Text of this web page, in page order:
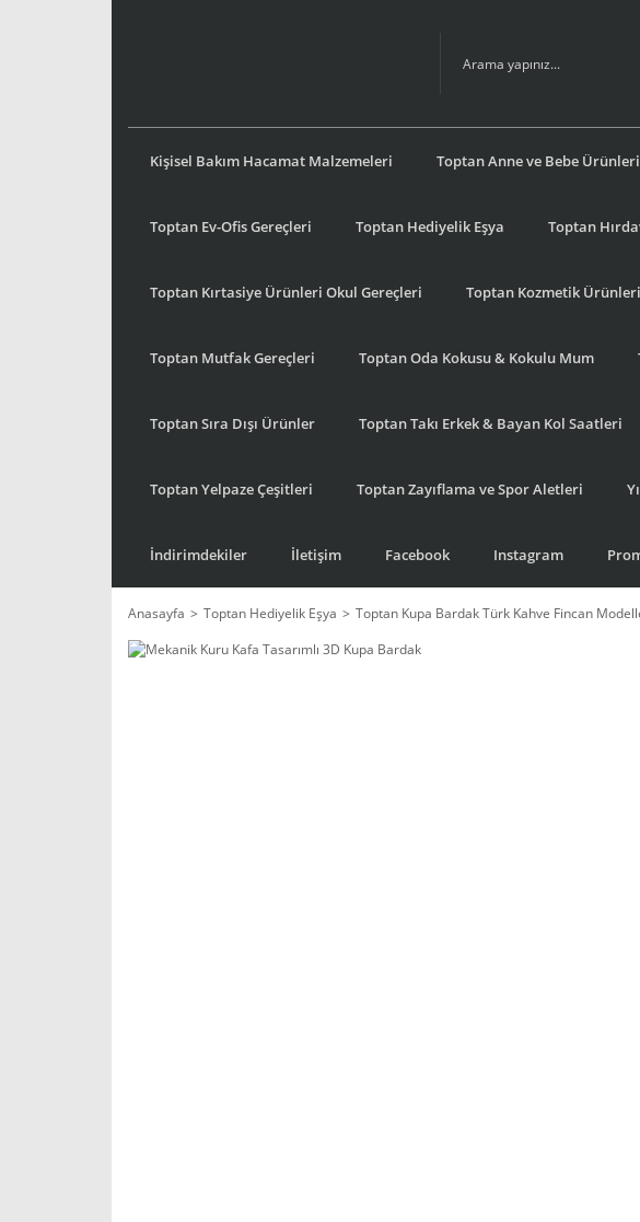
Kişisel Bakım Hacamat Malzemeleri Toptan Anne ve Bebe Ürünleri
Toptan Ev-Ofis Gereçleri Toptan Hediyelik Eşya Toptan
Toptan Kırtasiye Ürünleri Okul Gereçleri Toptan Kozmetik Ürünleri
Toptan Mutfak Gereçleri Toptan Oda Kokusu & Kokulu Mum
Toptan Sıra Dışı Ürünler Toptan Takı Erkek & Bayan Kol Saatleri
Toptan Yelpaze Çeşitleri Toptan Zayıflama ve Spor Aletleri
İndirimdekiler İletişim Facebook Instagram
Anasayfa Toptan Hediyelik Eşya Toptan Kupa Bardak Türk Kahve Fincan